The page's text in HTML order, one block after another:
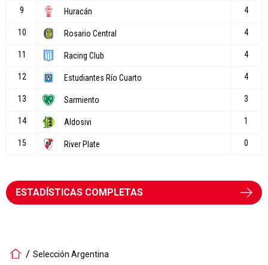
ESTADÍSTICAS COMPLETAS
Selección Argentina